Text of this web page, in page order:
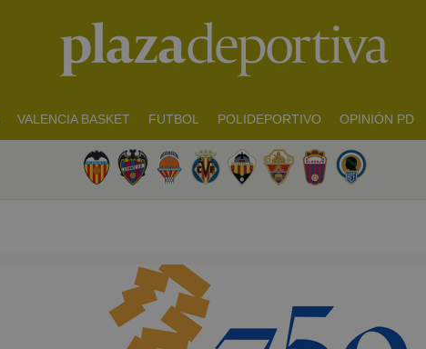
VALENCIA BASKET FUTBOL POLIDEPORTIVO OPINIÓN PD